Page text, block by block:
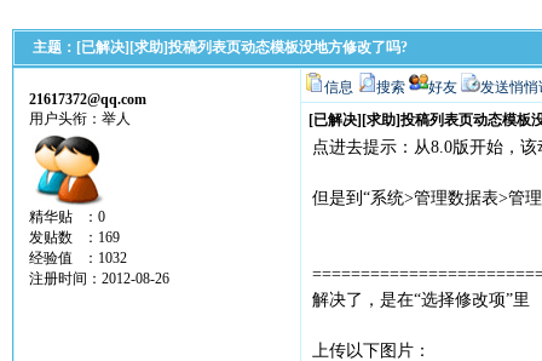
主题：[已解决][求助]投稿列表页动态模板没地方修改了吗?
21617372@qq.com
用户头衔：举人
精华贴 ：0
发贴数 ：169
经验值 ：1032
注册时间：2012-08-26
信息 搜索 好友
发送悄悄
[已解决][求助]投稿列表页动态模板
点进去提示：从8.0版开始，
但是到“系统>管理数据表>管
解决了，是在“选择修改项”里
上传以下图片：